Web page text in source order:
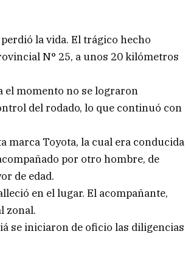
la vida. El trágico hecho
N° 25, a unos 20 kilómetros
el momento no se lograron
del rodado, lo que continuó con
marca Toyota, la cual era conducida
por otro hombre, de
de edad.
en el lugar. El acompañante,
zonal.
se iniciaron de oficio las diligencias